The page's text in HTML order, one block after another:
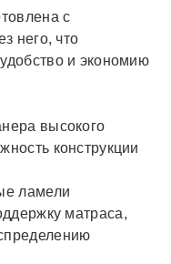
с
него, что
и экономию
высокого
конструкции
ламели
матраса,